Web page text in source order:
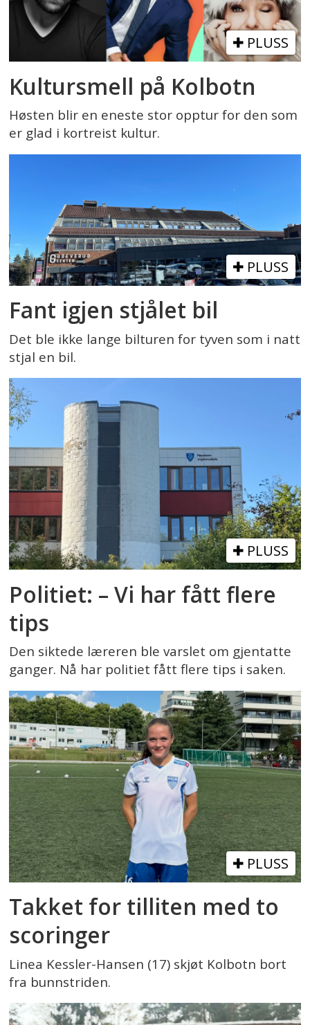
PLUSS
Kultursmell på Kolbotn
Høsten blir en eneste stor opptur for den som
er glad i kortreist kultur.
PLUSS
Fant igjen stjålet bil
Det ble ikke lange bilturen for tyven som i natt
stjal en bil.
PLUSS
Politiet: – Vi har fått flere
tips
Den siktede læreren ble varslet om gjentatte
ganger. Nå har politiet fått flere tips i saken.
PLUSS
Takket for tilliten med to
scoringer
Linea Kessler-Hansen (17) skjøt Kolbotn bort
fra bunnstriden.